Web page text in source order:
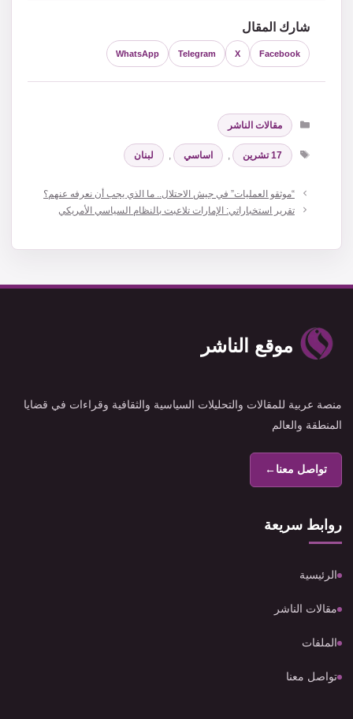
شارك المقال
Facebook
X
Telegram
WhatsApp
التصنيفات
مقالات الناشر
الوسوم
17 تشرين اساسي لبنان
“موثقو العمليات” في جيش الاحتلال.. ما الذي يجب أن نعرفه عنهم؟
تقرير استخباراتي: الإمارات تلاعبت بالنظام السياسي الأمريكي
موقع الناشر
منصة عربية للمقالات والتحليلات السياسية والثقافية وقراءات في قضايا
المنطقة والعالم
تواصل معنا←
روابط سريعة
الرئيسية
مقالات الناشر
الملفات
تواصل معنا